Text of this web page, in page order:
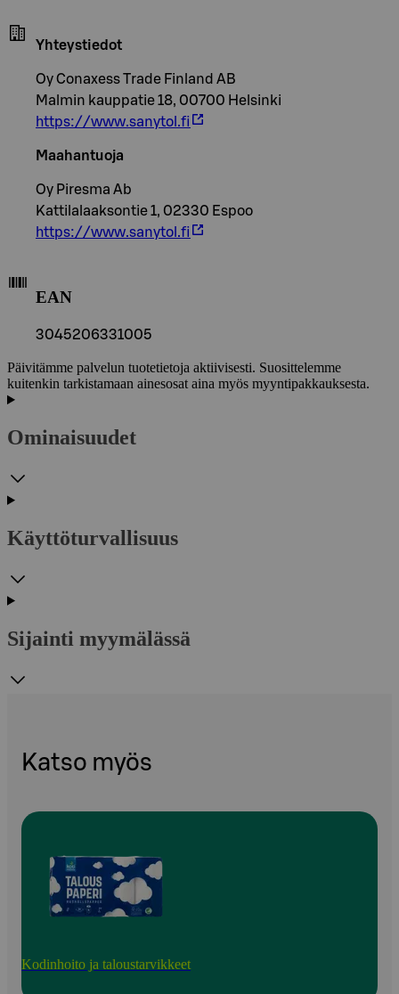
Yhteystiedot
Oy Conaxess Trade Finland AB
Malmin kauppatie 18, 00700 Helsinki
https://www.sanytol.fi
Maahantuoja
Oy Piresma Ab
Kattilalaaksontie 1, 02330 Espoo
https://www.sanytol.fi
EAN
3045206331005
Päivitämme palvelun tuotetietoja aktiivisesti. Suosittelemme
kuitenkin tarkistamaan ainesosat aina myös myyntipakkauksesta.
Ominaisuudet
Käyttöturvallisuus
Sijainti myymälässä
Katso myös
Kodinhoito ja taloustarvikkeet